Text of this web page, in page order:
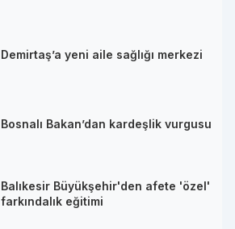
Demirtaş’a yeni aile sağlığı merkezi
Bosnalı Bakan’dan kardeşlik vurgusu
Balıkesir Büyükşehir'den afete 'özel'
farkındalık eğitimi